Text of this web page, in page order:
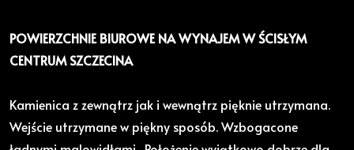
POWIERZCHNIE BIUROWE NA WYNAJEM W ŚCISŁYM
CENTRUM SZCZECINA
Kamienica z zewnątrz jak i wewnątrz pięknie utrzymana.
Wejście utrzymane w piękny sposób. Wzbogacone